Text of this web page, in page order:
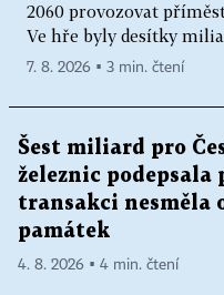
2060 provozovat
Ve hře byly desítky
7. 8. 2026 ▪ 3 min. čtení
Šest miliard pro
železnic podepsala
transakci nesměla
památek
4. 8. 2026 ▪ 4 min. čtení